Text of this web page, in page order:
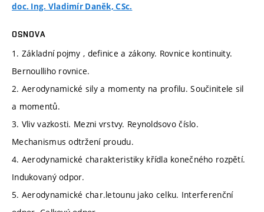
doc. Ing. Vladimír Daněk, CSc.
OSNOVA
1. Základní pojmy , definice a zákony. Rovnice kontinuity.
Bernoulliho rovnice.
2. Aerodynamické sily a momenty na profilu. Součinitele sil
a momentů.
3. Vliv vazkosti. Mezni vrstvy. Reynoldsovo číslo.
Mechanismus odtržení proudu.
4. Aerodynamické charakteristiky křídla konečného rozpětí.
Indukovaný odpor.
5. Aerodynamické char.letounu jako celku. Interferenční